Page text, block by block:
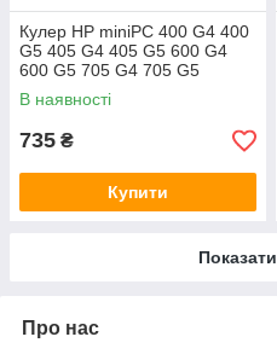
Кулер HP miniPC 400 G4 400
G5 405 G4 405 G5 600 G4
600 G5 705 G4 705 G5
(L19561-001)
В наявності
735 ₴
Купити
Про нас